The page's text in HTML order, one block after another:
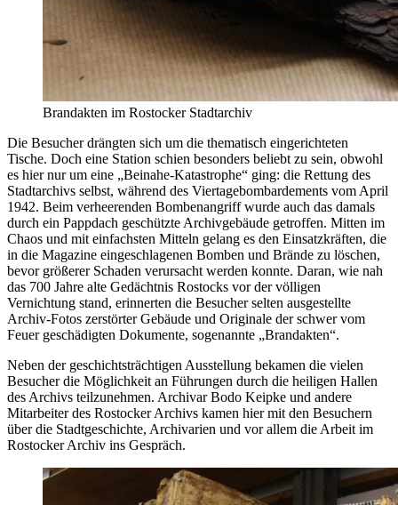
Brandakten im Rostocker Stadtarchiv
Die Besucher drängten sich um die thematisch eingerichteten
Tische. Doch eine Station schien besonders beliebt zu sein, obwohl
es hier nur um eine „Beinahe-Katastrophe“ ging: die Rettung des
Stadtarchivs selbst, während des Viertagebombardements vom April
1942. Beim verheerenden Bombenangriff wurde auch das damals
durch ein Pappdach geschützte Archivgebäude getroffen. Mitten im
Chaos und mit einfachsten Mitteln gelang es den Einsatzkräften, die
in die Magazine eingeschlagenen Bomben und Brände zu löschen,
bevor größerer Schaden verursacht werden konnte. Daran, wie nah
das 700 Jahre alte Gedächtnis Rostocks vor der völligen
Vernichtung stand, erinnerten die Besucher selten ausgestellte
Archiv-Fotos zerstörter Gebäude und Originale der schwer vom
Feuer geschädigten Dokumente, sogenannte „Brandakten“.
Neben der geschichtsträchtigen Ausstellung bekamen die vielen
Besucher die Möglichkeit an Führungen durch die heiligen Hallen
des Archivs teilzunehmen. Archivar Bodo Keipke und andere
Mitarbeiter des Rostocker Archivs kamen hier mit den Besuchern
über die Stadtgeschichte, Archivarien und vor allem die Arbeit im
Rostocker Archiv ins Gespräch.